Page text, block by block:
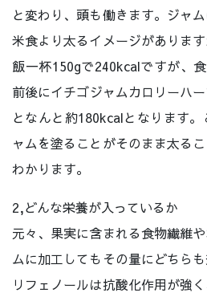
と変わり、頭も働きます。ジャ
米食より太るイメージがありま
飯一杯150gで240kcalですが、
前後にイチゴジャムカロリーハ
となんと約180kcalとなります
ャムを塗ることがそのまま太る
わかります。
2,どんな栄養が入っているか
元々、果実に含まれる食物繊維
ムに加工してもその量にどちら
リフェノールは抗酸化作用が強